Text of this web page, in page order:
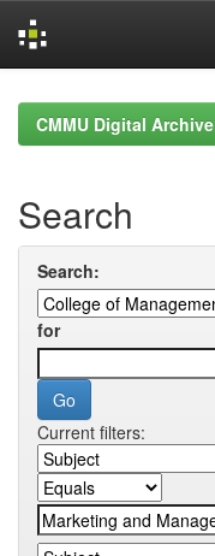
navigationCMMU Digital Archive
Search
Search:
for
Current filters: